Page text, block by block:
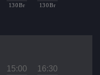
130 Br 130 Br
15:00 16:30